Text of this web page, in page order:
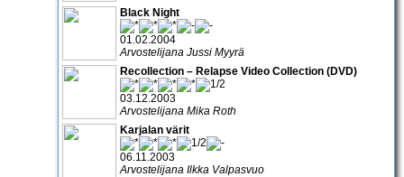
Black Night
01.02.2004
Arvostelijana Jussi Myyrä
Recollection – Relapse Video Collection (DVD)
03.12.2003
Arvostelijana Mika Roth
Karjalan värit
06.11.2003
Arvostelijana Ilkka Valpasvuo